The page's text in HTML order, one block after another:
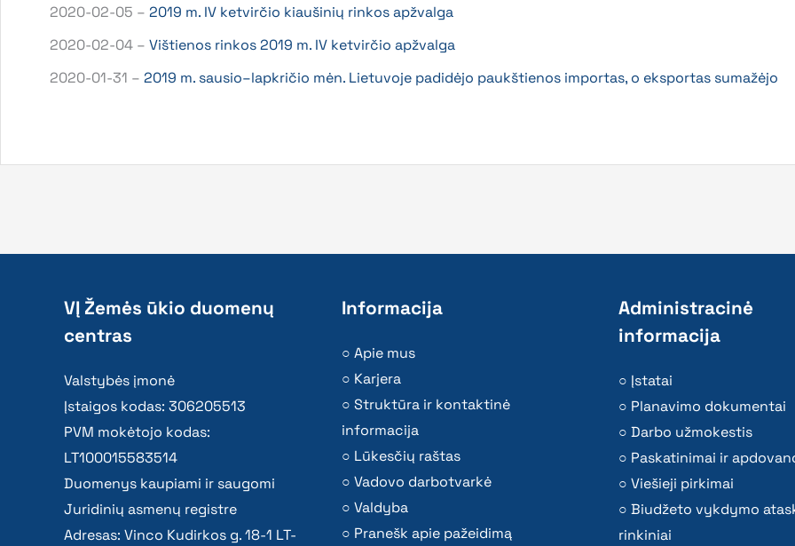
2020-02-05 – 2019 m. IV ketvirčio kiaušinių rinkos apžvalga
2020-02-04 – Vištienos rinkos 2019 m. IV ketvirčio apžvalga
2020-01-31 – 2019 m. sausio–lapkričio mėn. Lietuvoje padidėjo paukštienos importas, o eksportas sumažėjo
VĮ Žemės ūkio duomenų
centras
Valstybės įmonė
Įstaigos kodas: 306205513
PVM mokėtojo kodas:
LT100015583514
Duomenys kaupiami ir saugomi
Juridinių asmenų registre
Adresas: Vinco Kudirkos g. 18-1 LT-
Informacija
Apie mus
Karjera
Struktūra ir kontaktinė
informacija
Lūkesčių raštas
Vadovo darbotvarkė
Valdyba
Pranešk apie pažeidimą
Administracinė
informacija
Įstatai
Planavimo dokumentai
Darbo užmokestis
Paskatinimai ir
Viešieji pirkimai
Biudžeto vykdymo
rinkiniai